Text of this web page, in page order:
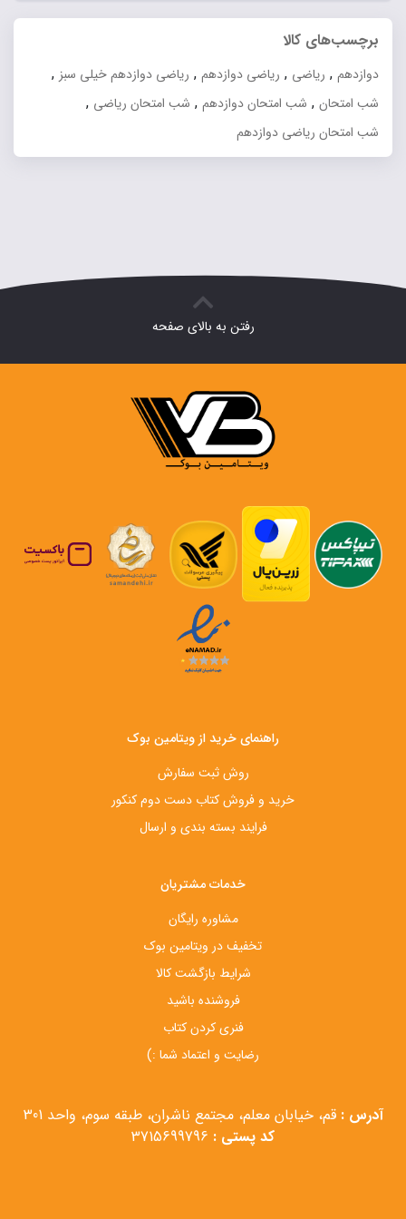
۶۲۰,۰۰۰ تومان فعلی:
برچسب‌های کالا
دوازدهم , ریاضی , ریاضی دوازدهم , ریاضی دوازدهم خیلی سبز ,
شب امتحان , شب امتحان دوازدهم , شب امتحان ریاضی ,
شب امتحان ریاضی دوازدهم
رفتن به بالای صفحه
راهنمای خرید از ویتامین بوک
روش ثبت سفارش
خرید و فروش کتاب دست‌ دوم کنکور
فرایند بسته بندی و ارسال
خدمات مشتریان
مشاوره رایگان
تخفیف در ویتامین بوک
شرایط بازگشت کالا
فروشنده باشید
فنری کردن کتاب
رضایت و اعتماد شما :)
آدرس : قم، خیابان معلم، مجتمع ناشران، طبقه سوم، واحد 301
کد پستی :